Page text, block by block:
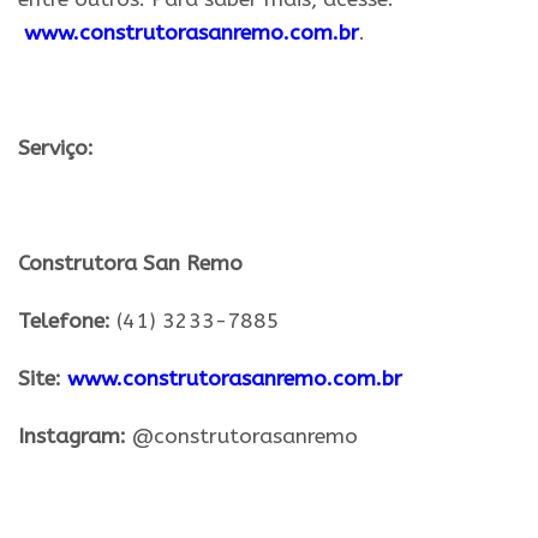
www.construtorasanremo.com.br.
Serviço:
Construtora San Remo
Telefone: (41) 3233-7885
Site: www.construtorasanremo.com.br
Instagram: @construtorasanremo